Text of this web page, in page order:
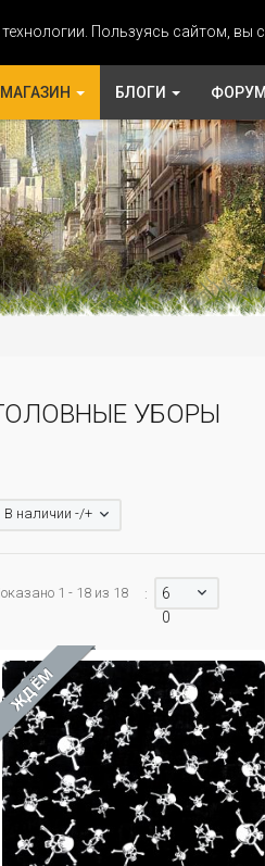
Пользуясь сайтом, вы
МАГАЗИН БЛОГИ ФОРУМ
УБОРЫ
В наличии -/+
1 - 18 из 18 :
6
0
ЖДЁМ